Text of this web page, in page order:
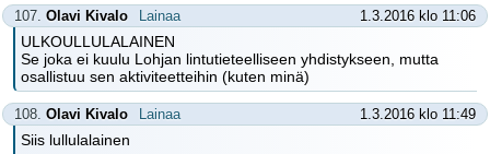
107. Olavi Kivalo Lainaa 1.3.2016 klo 11:06
ULKOULLULALAINEN
Se joka ei kuulu Lohjan lintutieteelliseen yhdistykseen, mutta
osallistuu sen aktiviteetteihin (kuten minä)
108. Olavi Kivalo Lainaa 1.3.2016 klo 11:49
Siis lullulalainen